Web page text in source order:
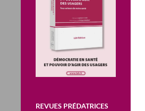
REVUES PRÉDATRICES